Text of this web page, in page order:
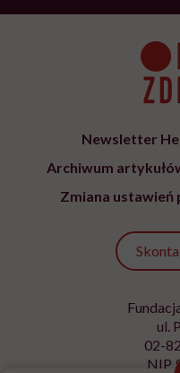
Newsletter
Archiwum
Zmiana ustawień
ul.
02-
NIP